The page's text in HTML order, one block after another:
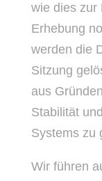
wie dies zur
Erhebung
werden die
Sitzung
aus
Stabilität
Systems zu
Wir führen